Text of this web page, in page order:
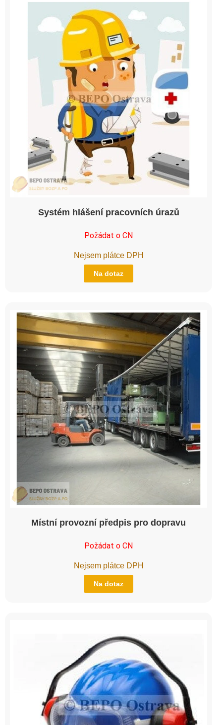
Systém hlášení pracovních úrazů
Požádat o CN
Nejsem plátce DPH
Na dotaz
Místní provozní předpis pro dopravu
Požádat o CN
Nejsem plátce DPH
Na dotaz